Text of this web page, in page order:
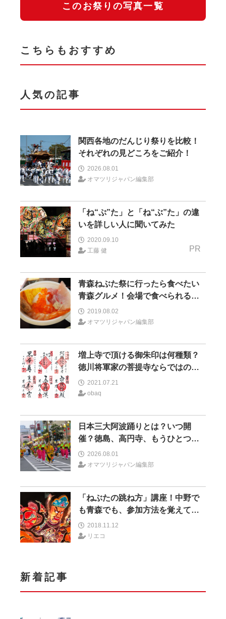
このお祭りの写真一覧
こちらもおすすめ
人気の記事
関西各地のだんじり祭りを比較！
それぞれの見どころをご紹介！
2026.08.01
オマツリジャパン編集部
「ね“ぷ”た」と「ね“ぶ”た」の違
いを詳しい人に聞いてみた
2020.09.10
工藤 健
PR
青森ねぶた祭に行ったら食べたい
青森グルメ！会場で食べられるグ
ルメは？
2019.08.02
オマツリジャパン編集部
増上寺で頂ける御朱印は何種類？
徳川将軍家の菩提寺ならではの御
朱印も！
2021.07.21
obaq
日本三大阿波踊りとは？いつ開
催？徳島、高円寺、もうひとつは
どこ？
2026.08.01
オマツリジャパン編集部
「ねぶたの跳ね方」講座！中野で
も青森でも、参加方法を覚えてみ
んなでラッセラー！
2018.11.12
リエコ
新着記事